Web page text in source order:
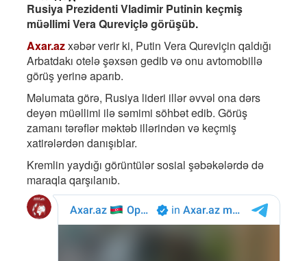
Rusiya Prezidenti Vladimir Putinin keçmiş
müəllimi Vera Qureviçlə görüşüb.
Axar.azxəbər verir ki, Putin Vera Qureviçin qaldığı
Arbatdakı otelə şəxsən gedib və onu avtomobillə
görüş yerinə aparıb.
Məlumata görə, Rusiya lideri illər əvvəl ona dərs
deyən müəllimi ilə səmimi söhbət edib. Görüş
zamanı tərəflər məktəb illərindən və keçmiş
xatirələrdən danışıblar.
Kremlin yaydığı görüntülər sosial şəbəkələrdə də
maraqla qarşılanıb.